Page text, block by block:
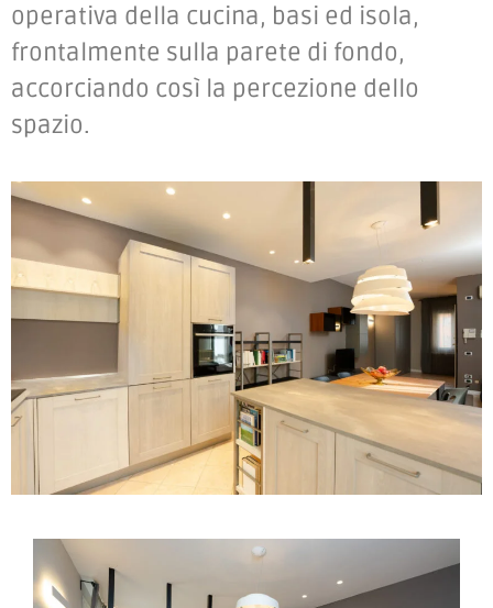
operativa della cucina, basi ed isola,
frontalmente sulla parete di fondo,
accorciando così la percezione dello
spazio.